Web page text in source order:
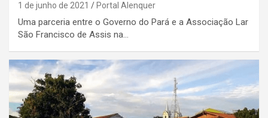
1 de junho de 2021 Portal Alenquer
Uma parceria entre o Governo do Pará e a Associação Lar
São Francisco de Assis na…